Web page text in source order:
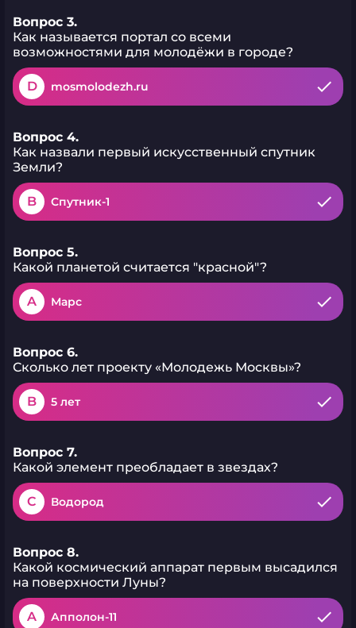
Вопрос 3.
Как называется портал со всеми
возможностями для молодёжи в городе?
D mosmolodezh.ru
Вопрос 4.
Как назвали первый искусственный спутник
Земли?
B Спутник-1
Вопрос 5.
Какой планетой считается "красной"?
A Марс
Вопрос 6.
Сколько лет проекту «Молодежь Москвы»?
B 5 лет
Вопрос 7.
Какой элемент преобладает в звездах?
C Водород
Вопрос 8.
Какой космический аппарат первым высадился
на поверхности Луны?
A Апполон-11